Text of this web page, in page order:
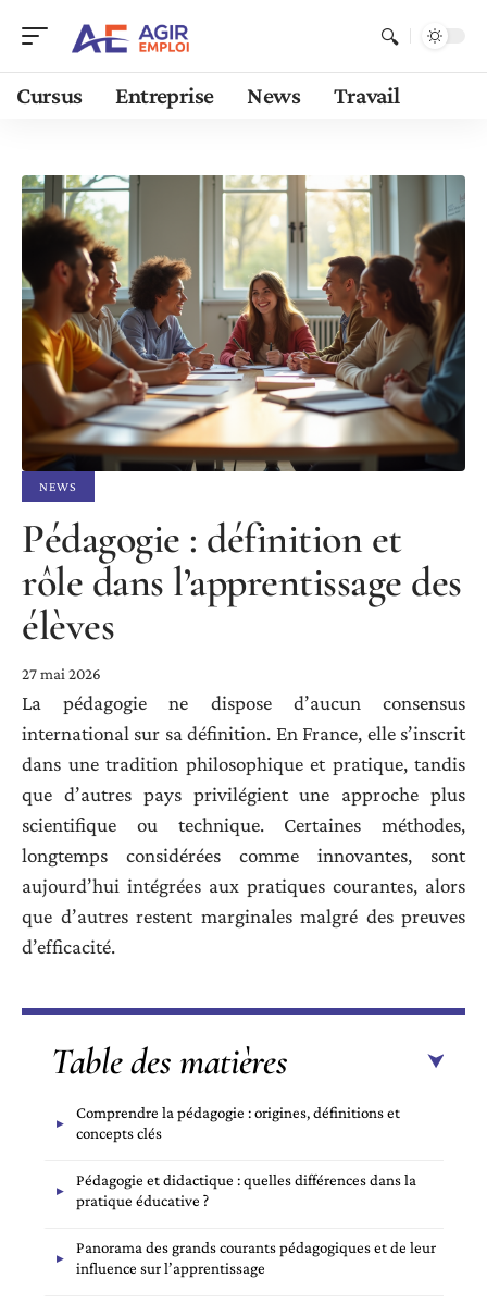
Cursus Entreprise News Travail
NEWS
Pédagogie : définition et
rôle dans l’apprentissage des
élèves
27 mai 2026
La pédagogie ne dispose d’aucun consensus
international sur sa définition. En France, elle s’inscrit
dans une tradition philosophique et pratique, tandis
que d’autres pays privilégient une approche plus
scientifique ou technique. Certaines méthodes,
longtemps considérées comme innovantes, sont
aujourd’hui intégrées aux pratiques courantes, alors
que d’autres restent marginales malgré des preuves
d’efficacité.
Table des matières
Comprendre la pédagogie : origines, définitions et
concepts clés
Pédagogie et didactique : quelles différences dans la
pratique éducative ?
Panorama des grands courants pédagogiques et de leur
influence sur l’apprentissage